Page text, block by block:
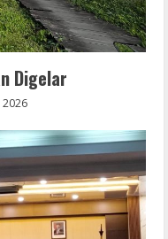
Digelar
2026